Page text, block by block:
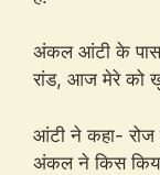
अंकल आंटी के पास
रांड, आज मेरे को
आंटी ने कहा- रोज
अंकल ने किस